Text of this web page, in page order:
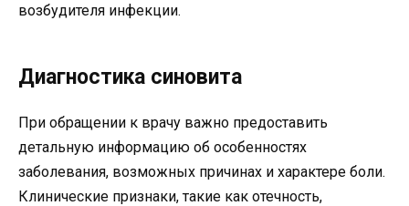
возбудителя инфекции.
Диагностика синовита
При обращении к врачу важно предоставить
детальную информацию об особенностях
заболевания, возможных причинах и характере боли.
Клинические признаки, такие как отечность,